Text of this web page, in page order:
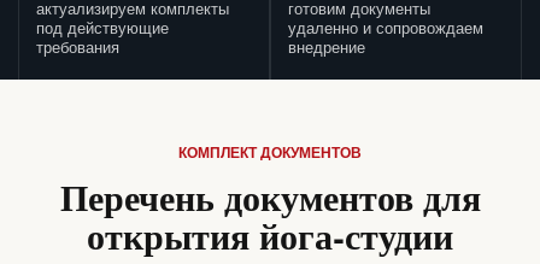
актуализируем комплекты
под действующие
требования
готовим документы
удаленно и сопровождаем
внедрение
КОМПЛЕКТ ДОКУМЕНТОВ
Перечень документов для
открытия йога-студии